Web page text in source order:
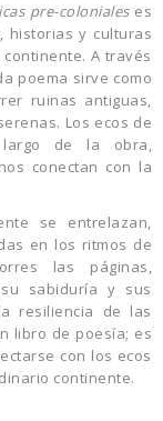
pre-coloniales es
historias y culturas
A través
poema sirve como
ruinas antiguas,
Los ecos de
de la obra,
conectan con la
se entrelazan,
en los ritmos de
las páginas,
sabiduría y sus
resiliencia de las
libro de poesía; es
con los ecos
continente.